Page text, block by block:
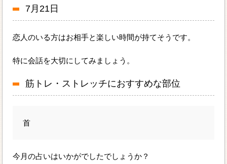
7月21日
恋人のいる方はお相手と楽しい時間が持てそうです。
特に会話を大切にしてみましょう。
筋トレ・ストレッチにおすすめな部位
首
今月の占いはいかがでしたでしょうか？